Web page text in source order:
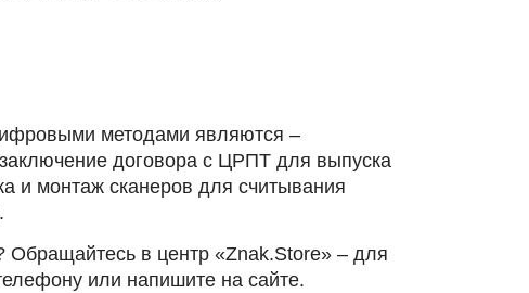
методами являются –
договора с ЦРПТ для выпуска
и монтаж сканеров для считывания
Обращайтесь в центр «Znak.Store» – для
или напишите на сайте.